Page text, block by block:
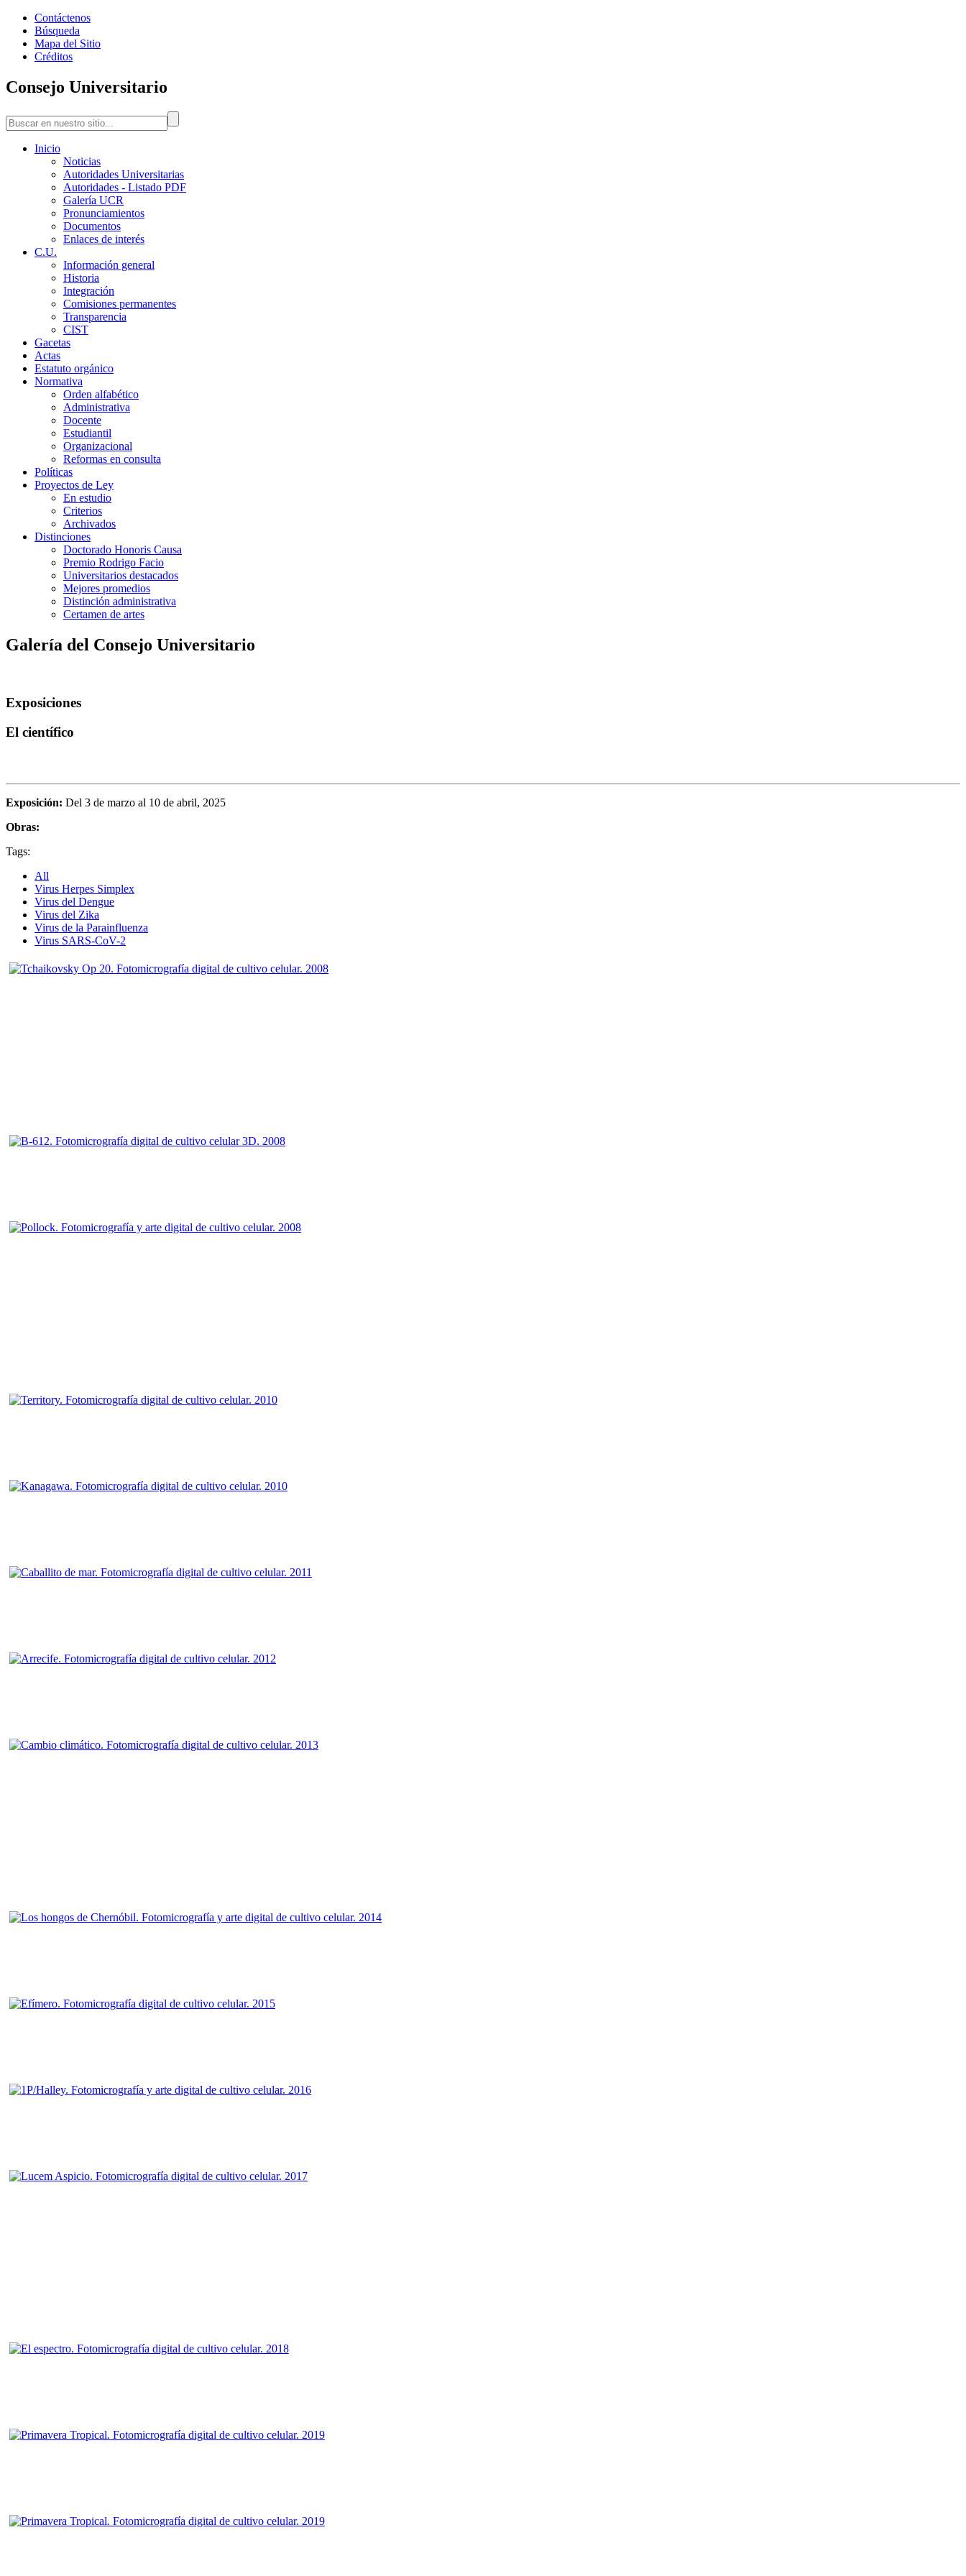
Contáctenos
Búsqueda
Mapa del Sitio
Créditos
Consejo Universitario
Inicio
Noticias
Autoridades Universitarias
Autoridades - Listado PDF
Galería UCR
Pronunciamientos
Documentos
Enlaces de interés
C.U.
Información general
Historia
Integración
Comisiones permanentes
Transparencia
CIST
Gacetas
Actas
Estatuto orgánico
Normativa
Orden alfabético
Administrativa
Docente
Estudiantil
Organizacional
Reformas en consulta
Políticas
Proyectos de Ley
En estudio
Criterios
Archivados
Distinciones
Doctorado Honoris Causa
Premio Rodrigo Facio
Universitarios destacados
Mejores promedios
Distinción administrativa
Certamen de artes
Galería del Consejo Universitario
Exposiciones
El científico
Exposición: Del 3 de marzo al 10 de abril, 2025
Obras:
Tags:
All
Virus Herpes Simplex
Virus del Dengue
Virus del Zika
Virus de la Parainfluenza
Virus SARS-CoV-2